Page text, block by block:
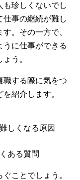
も珍しくないでし
仕事の継続が難し
。その一方で、
うに仕事ができる
う。
職する際に気をつ
紹介します。
しくなる原因
ある質問
ことでしょう。